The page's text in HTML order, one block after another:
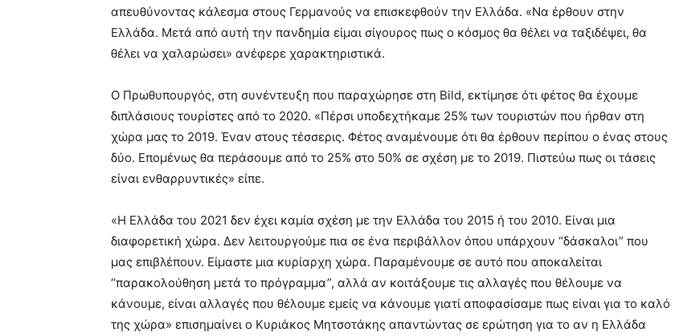
απευθύνοντας κάλεσμα στους Γερμανούς να επισκεφθούν την Ελλάδα. «Να έρθουν στην
Ελλάδα. Μετά από αυτή την πανδημία είμαι σίγουρος πως ο κόσμος θα θέλει να ταξιδέψει, θα
θέλει να χαλαρώσει» ανέφερε χαρακτηριστικά.
Ο Πρωθυπουργός, στη συνέντευξη που παραχώρησε στη Bild, εκτίμησε ότι φέτος θα έχουμε
διπλάσιους τουρίστες από το 2020. «Πέρσι υποδεχτήκαμε 25% των τουριστών που ήρθαν στη
χώρα μας το 2019. Έναν στους τέσσερις. Φέτος αναμένουμε ότι θα έρθουν περίπου ο ένας στους
δύο. Επομένως θα περάσουμε από το 25% στο 50% σε σχέση με το 2019. Πιστεύω πως οι τάσεις
είναι ενθαρρυντικές» είπε.
«Η Ελλάδα του 2021 δεν έχει καμία σχέση με την Ελλάδα του 2015 ή του 2010. Είναι μια
διαφορετική χώρα. Δεν λειτουργούμε πια σε ένα περιβάλλον όπου υπάρχουν “δάσκαλοι” που
μας επιβλέπουν. Είμαστε μια κυρίαρχη χώρα. Παραμένουμε σε αυτό που αποκαλείται
“παρακολούθηση μετά το πρόγραμμα”, αλλά αν κοιτάξουμε τις αλλαγές που θέλουμε να
κάνουμε, είναι αλλαγές που θέλουμε εμείς να κάνουμε γιατί αποφασίσαμε πως είναι για το καλό
της χώρα» επισημαίνει ο Κυριάκος Μητσοτάκης απαντώντας σε ερώτηση για το αν η Ελλάδα